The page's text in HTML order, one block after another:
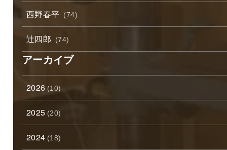
西野春平 (74)
辻四郎 (74)
アーカイブ
2026 (10)
2025 (20)
2024 (18)